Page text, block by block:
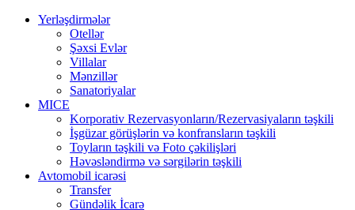
Yerləşdirmələr
Otellər
Şəxsi Evlər
Villalar
Mənzillər
Sanatoriyalar
MICE
Korporativ Rezervasyonların/Rezervasiyaların təşkili
İşgüzar görüşlərin və konfransların təşkili
Toyların təşkili və Foto çəkilişləri
Həvəsləndirmə və sərgilərin təşkili
Avtomobil icarəsi
Transfer
Gündəlik İcarə